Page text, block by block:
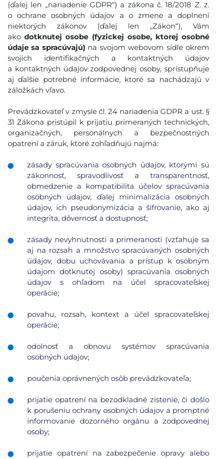
(ďalej len „nariadenie GDPR“) a zákona č. 18/2018 Z. z.
o ochrane osobných údajov a o zmene a doplnení
niektorých zákonov (ďalej len ,,Zákon“), Vám
akodotknutej osobe (fyzickej osobe, ktorej osobné
údaje sa spracúvajú)na svojom webovom sídle okrem
svojich identifikačných a kontaktných údajov
a kontaktných údajov zodpovednej osoby, sprístupňuje
aj ďalšie potrebné informácie, ktoré sa nachádzajú v
záložkách vľavo.
Prevádzkovateľ v zmysle čl. 24 nariadenia GDPR a ust. §
31 Zákona pristúpil k prijatiu primeraných technických,
organizačných, personálnych a bezpečnostných
opatrení a záruk, ktoré zohľadňujú najmä:
zásady spracúvania osobných údajov, ktorými sú
zákonnosť, spravodlivosť a transparentnosť,
obmedzenie a kompatibilita účelov spracúvania
osobných údajov, ďalej minimalizácia osobných
údajov, ich pseudonymizácia a šifrovanie, ako aj
integrita, dôvernosť a dostupnosť;
zásady nevyhnutnosti a primeranosti (vzťahuje sa
aj na rozsah a množstvo spracúvaných osobných
údajov, dobu uchovávania a prístup k osobným
údajom dotknutej osoby) spracúvania osobných
údajov s ohľadom na účel spracovateľskej
operácie;
povahu, rozsah, kontext a účel spracovateľskej
operácie;
odolnosť a obnovu systémov spracúvania
osobných údajov;
poučenia oprávnených osôb prevádzkovateľa;
prijatie opatrení na bezodkladné zistenie, či došlo
k porušeniu ochrany osobných údajov a promptné
informovanie dozorného orgánu a zodpovednej
osoby;
prijatie opatrení na zabezpečenie opravy alebo